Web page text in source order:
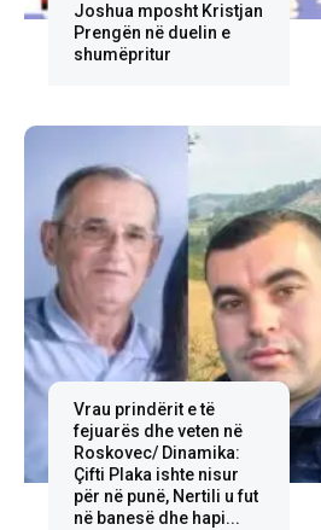
Joshua mposht Kristjan
Prengën në duelin e
shumëpritur
Vrau prindërit e të
fejuarës dhe veten në
Roskovec/ Dinamika:
Çifti Plaka ishte nisur
për në punë, Nertili u fut
në banesë dhe hapi...